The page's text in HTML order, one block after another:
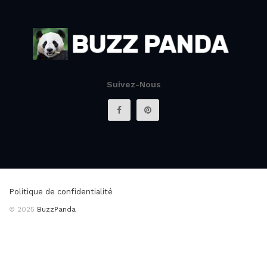
Suivez-Nous
Politique de confidentialité
© 2025 BuzzPanda